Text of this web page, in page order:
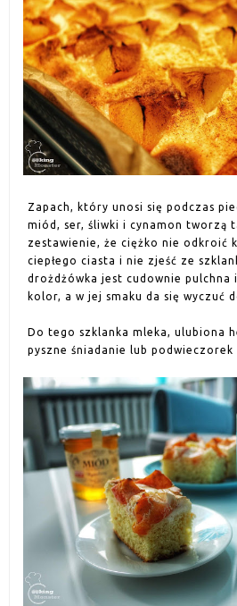
Zapach, który unosi się podczas
miód, ser, śliwki i cynamon tworzą
zestawienie, że ciężko nie odkroić
ciepłego ciasta i nie zjeść ze
drożdżówka jest cudownie pulchna
kolor, a w jej smaku da się wyczuć
Do tego szklanka mleka, ulubiona
pyszne śniadanie lub